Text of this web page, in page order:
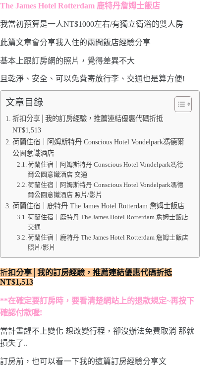
The James Hotel Rotterdam 鹿特丹詹姆士飯店
我當初預算是一人NT$1000左右/有獨立衛浴的雙人房
此篇文章會分享我入住的兩間飯店經驗分享
基本上跟訂房網的照片，覺得差異不大
且乾淨、安全、可以免費寄放行李、交通也是算方便!
文章目錄
折扣分享│我的訂房經驗，推薦連結優惠代碼折抵
NT$1,513
荷蘭住宿｜阿姆斯特丹 Conscious Hotel Vondelpark馮德爾
公園意識酒店
荷蘭住宿｜阿姆斯特丹 Conscious Hotel Vondelpark馮德
爾公園意識酒店 交通
荷蘭住宿｜阿姆斯特丹 Conscious Hotel Vondelpark馮德
爾公園意識酒店 照片/影片
荷蘭住宿｜鹿特丹 The James Hotel Rotterdam 詹姆士飯店
荷蘭住宿｜鹿特丹 The James Hotel Rotterdam 詹姆士飯店
交通
荷蘭住宿｜鹿特丹 The James Hotel Rotterdam 詹姆士飯店
照片/影片
折扣分享│我的訂房經驗，推薦連結優惠代碼折抵
NT$1,513
**在確定要訂房時，要看清楚網站上的退款規定~再按下
確認付款喔!
當計畫趕不上變化 想改變行程，卻沒辦法免費取消 那就
損失了..
訂房前，也可以看一下我的這篇訂房經驗分享文